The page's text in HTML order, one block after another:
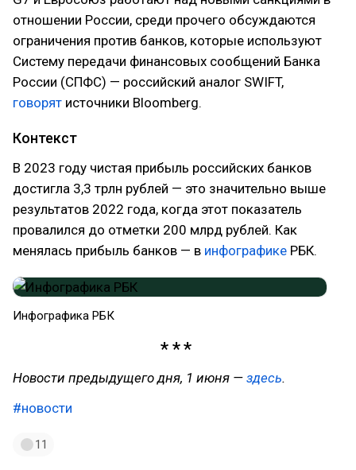
отношении России, среди прочего обсуждаются
ограничения против банков, которые используют
Систему передачи финансовых сообщений Банка
России (СПФС) — российский аналог SWIFT,
говорят источники Bloomberg.
Контекст
В 2023 году чистая прибыль российских банков
достигла 3,3 трлн рублей — это значительно выше
результатов 2022 года, когда этот показатель
провалился до отметки 200 млрд рублей. Как
менялась прибыль банков — в инфографике РБК.
Инфографика РБК
Новости предыдущего дня, 1 июня — здесь.
#новости
11